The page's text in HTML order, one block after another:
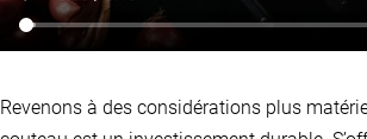
Revenons à des considérations plus